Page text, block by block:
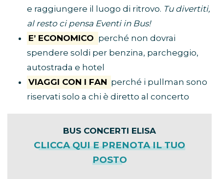
e raggiungere il luogo di ritrovo. Tu divertiti,
al resto ci pensa Eventi in Bus!
E’ ECONOMICO perché non dovrai
spendere soldi per benzina, parcheggio,
autostrada e hotel
VIAGGI CON I FAN perché i pullman sono
riservati solo a chi è diretto al concerto
BUS CONCERTI ELISA
CLICCA QUI E PRENOTA IL TUO
POSTO